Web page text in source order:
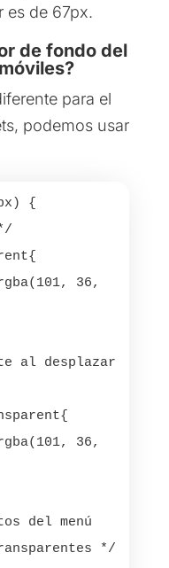
es de 67px.
de fondo del
para el
podemos usar
{
al desplazar
del menú
*/